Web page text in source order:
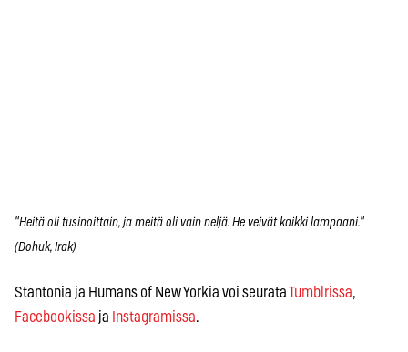
"Heitä oli tusinoittain, ja meitä oli vain neljä. He veivät kaikki lampaani."
(Dohuk, Irak)
Stantonia ja Humans of New Yorkia voi seurataTumblrissa,
Facebookissa ja Instagramissa.